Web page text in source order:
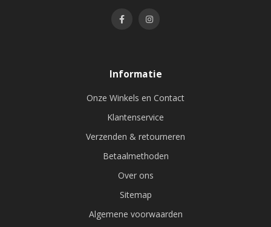
Informatie
Onze Winkels en Contact
Klantenservice
Verzenden & retourneren
Betaalmethoden
Over ons
Sitemap
Algemene voorwaarden